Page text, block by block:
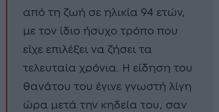
από τη ζωή σε ηλικία 94 ετών,
με τον ίδιο ήσυχο τρόπο που
είχε επιλέξει να ζήσει τα
τελευταία χρόνια. Η είδηση του
θανάτου του έγινε γνωστή λίγη
ώρα μετά την κηδεία του, σαν